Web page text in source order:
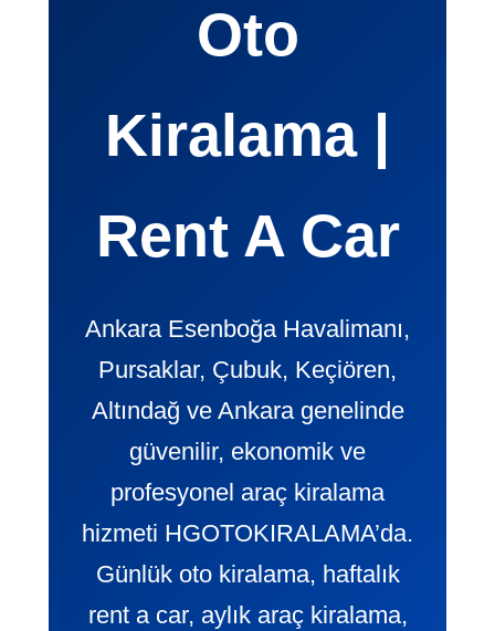
Oto
Kiralama |
Rent A Car
Ankara Esenboğa Havalimanı,
Pursaklar, Çubuk, Keçiören,
Altındağ ve Ankara genelinde
güvenilir, ekonomik ve
profesyonel araç kiralama
hizmeti HGOTOKIRALAMA’da.
Günlük oto kiralama, haftalık
rent a car, aylık araç kiralama,